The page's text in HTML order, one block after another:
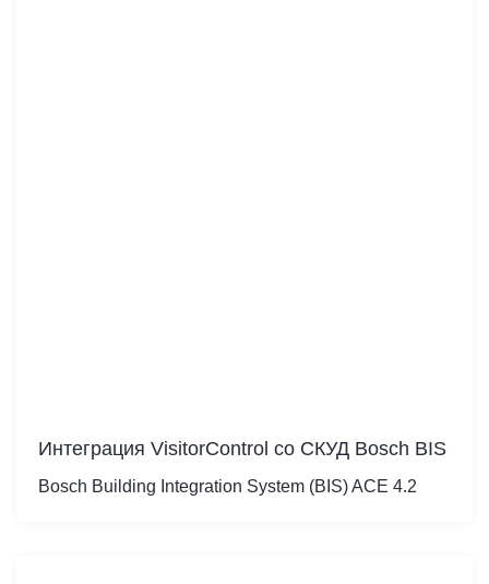
Интеграция VisitorControl cо СКУД Bosch BIS
Bosch Building Integration System (BIS) ACE 4.2